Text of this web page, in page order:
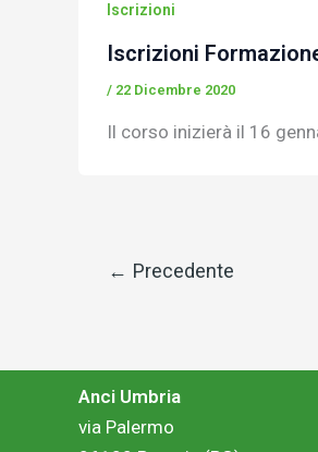
Iscrizioni
Iscrizioni
/ 22 Dicembre 2020
Il corso inizierà il 16
← Precedente
Anci Umbria
via Palermo